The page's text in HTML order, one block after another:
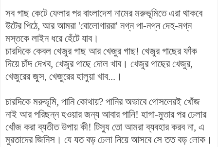
সব গাছ কেটে ফেলার পর বাংলাদেশ নামের মরুভূমিতে এরা থাকবে
উটের পিঠে, আর আমরা 'বোলোগাররা' নগ্ন পা-নগ্ন দেহ-নগ্ন
মস্তকে লাইন ধরে হেঁটে যাব।
চারদিকে কেবল খেজুর গাছ আর খেজুর গাছ! খেজুর গাছের ফাঁক
দিয়ে চাঁদ দেখব, খেজুর গাছে দোল খাব। খেজুর গাছের খেজুর,
খেজুরের জুস, খেজুরের হালুয়া খাব...।
চারদিকে মরুভূমি, পানি কোথায়? পানির অভাবে গোসলেরই খোঁজ
নাই আর পরিছন্ন হওয়ার জন্য আবার পানি! হাগা-মুতার পর ঢেলার
খোঁজ করা ব্যতীত উপায় কী! টিস্যু তো আমরা ব্যবহার করব না, এ
মুরতাদের জিনিস। যে যত বড় ঢেলা নিয়ে আসবে সে তত বড় লোক।